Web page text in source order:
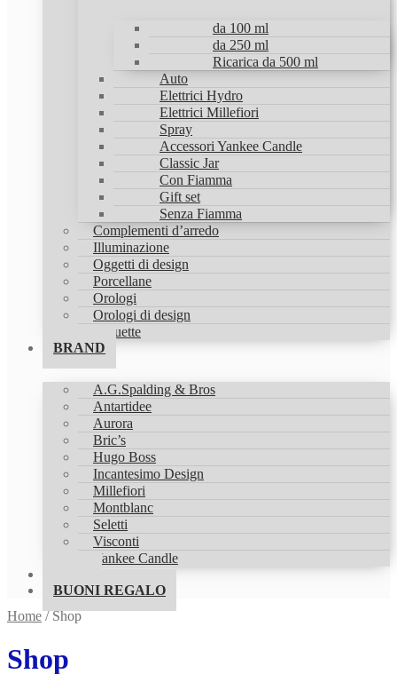
da 100 ml
da 250 ml
Ricarica da 500 ml
Auto
Elettrici Hydro
Elettrici Millefiori
Spray
Accessori Yankee Candle
Classic Jar
Con Fiamma
Gift set
Senza Fiamma
Complementi d’arredo
Illuminazione
Oggetti di design
Porcellane
Orologi
Orologi di design
Statuette
BRAND
A.G.Spalding & Bros
Antartidee
Aurora
Bric’s
Hugo Boss
Incantesimo Design
Millefiori
Montblanc
Seletti
Visconti
Yankee Candle
BUONI REGALO
Home/Shop
Shop